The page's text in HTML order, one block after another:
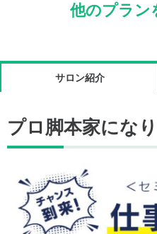
他のプラン
サロン紹介
プロ脚本家にな